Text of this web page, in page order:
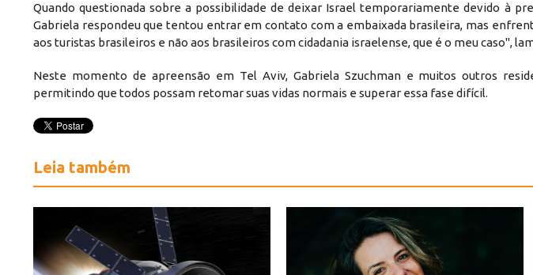
Quando questionada sobre a possibilidade de deixar Israel temporariamente devido à
Gabriela respondeu que tentou entrar em contato com a embaixada brasileira, mas
aos turistas brasileiros e não aos brasileiros com cidadania israelense, que é o meu caso",
Neste momento de apreensão em Tel Aviv, Gabriela Szuchman e muitos outros
permitindo que todos possam retomar suas vidas normais e superar essa fase difícil.
Leia também